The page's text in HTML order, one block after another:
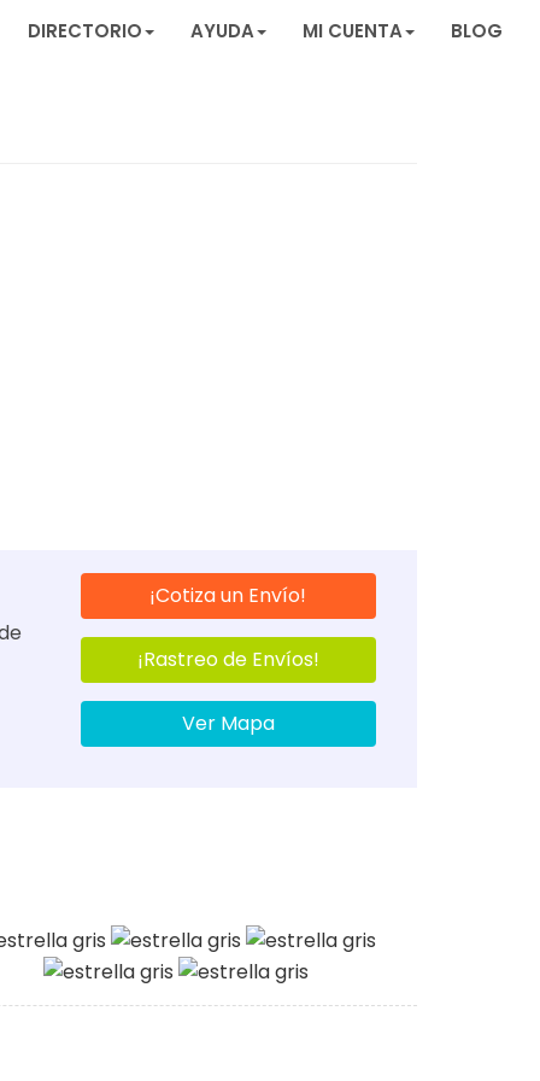
DIRECTORIO AYUDA MI CUENTA BLOG
¡Cotiza un Envío!
¡Rastreo de Envíos!
Ver Mapa